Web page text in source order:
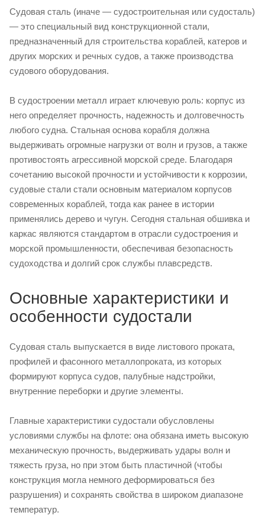
Судовая сталь (иначе — судостроительная или судосталь)
— это специальный вид конструкционной стали,
предназначенный для строительства кораблей, катеров и
других морских и речных судов, а также производства
судового оборудования.
В судостроении металл играет ключевую роль: корпус из
него определяет прочность, надежность и долговечность
любого судна. Стальная основа корабля должна
выдерживать огромные нагрузки от волн и грузов, а также
противостоять агрессивной морской среде. Благодаря
сочетанию высокой прочности и устойчивости к коррозии,
судовые стали стали основным материалом корпусов
современных кораблей, тогда как ранее в истории
применялись дерево и чугун. Сегодня стальная обшивка и
каркас являются стандартом в отрасли судостроения и
морской промышленности, обеспечивая безопасность
судоходства и долгий срок службы плавсредств.
Основные характеристики и
особенности судостали
Судовая сталь выпускается в виде листового проката,
профилей и фасонного металлопроката, из которых
формируют корпуса судов, палубные надстройки,
внутренние переборки и другие элементы.
Главные характеристики судостали обусловлены
условиями службы на флоте: она обязана иметь высокую
механическую прочность, выдерживать удары волн и
тяжесть груза, но при этом быть пластичной (чтобы
конструкция могла немного деформироваться без
разрушения) и сохранять свойства в широком диапазоне
температур.